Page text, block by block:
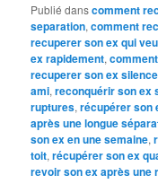
Publié danscomment
separation,comment
recuperer son ex qui
ex rapidement,
recuperer son ex
ami,reconquérir son ex
ruptures,récupérer son
après une longue
son ex en une semaine,
toit,récupérer son ex
revoir son ex après une